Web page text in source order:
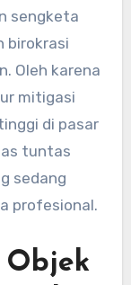
sengketa
birokrasi
Oleh karena
mitigasi
di pasar
tuntas
sedang
profesional.
Objek